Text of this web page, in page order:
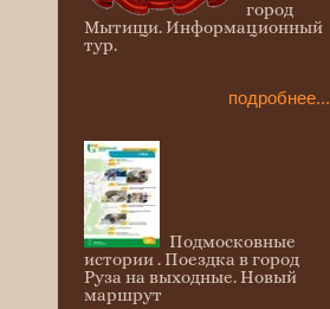
город
Мытищи. Информационный
тур.
подробнее...
Подмосковные
истории . Поездка в город
Руза на выходные. Новый
маршрут